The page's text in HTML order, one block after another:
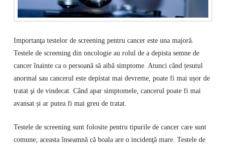
Importanţa testelor de screening pentru cancer este una majoră.
Testele de screening din oncologie au rolul de a depista semne de
cancer înainte ca o persoană să aibă simptome. Atunci când țesutul
anormal sau cancerul este depistat mai devreme, poate fi mai ușor de
tratat şi de vindecat. Când apar simptomele, cancerul poate fi mai
avansat și ar putea fi mai greu de tratat.
Testele de screening sunt folosite pentru tipurile de cancer care sunt
comune; aceasta înseamnă că boala are o incidenţă mare. Testele de